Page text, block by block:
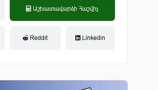
Աշխատավարձի Հաշվիչ
Reddit Linkedin